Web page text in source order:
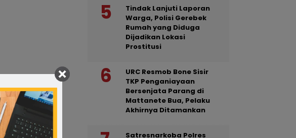
Tindak Lanjuti Laporan
Warga, Polisi Gerebek
Rumah yang Diduga
Dijadikan Lokasi
Prostitusi
URC Resmob Bone Sisir
TKP Penganiayaan
Bersenjata Parang di
Mattanete Bua, Pelaku
Akhirnya Ditamankan
Satresnarkoba Polres